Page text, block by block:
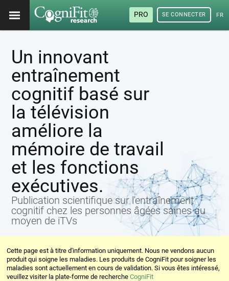
PRO SE CONNECTER
Un innovant
entraînement
cognitif basé sur
la télévision
améliore la
mémoire de travail
et les fonctions
exécutives.
Publication scientifique sur l'entraînement
cognitif chez les personnes âgées saines au
moyen de iTVs
Cette page est à titre d'information uniquement. Nous ne vendons aucun
produit qui soigne les maladies. Les produits de CogniFit pour soigner les
maladies sont actuellement en cours de validation. Si vous êtes intéressé,
veuillez visiter la plate-forme de rechercheCogniFit